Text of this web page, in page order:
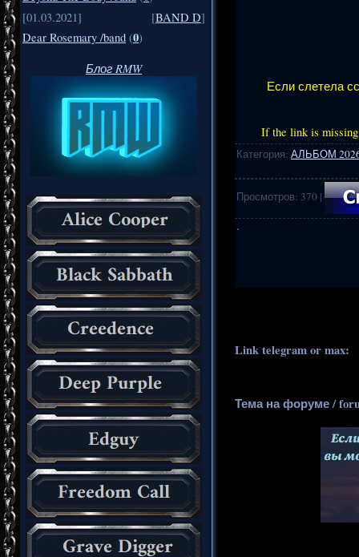
[01.03.2021]
[BAND D]
Dear Rosemary /band (0)
Блог RMW
Если слетела
If the link is
Категория: АЛЬБОМ
Просмотров: 370 |
·
Link telegram or max:
Тема на форуме /